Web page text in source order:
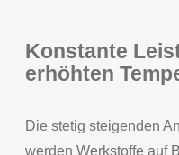
Konstante
erhöhten
Die stetig steigenden
werden Werkstoffe auf